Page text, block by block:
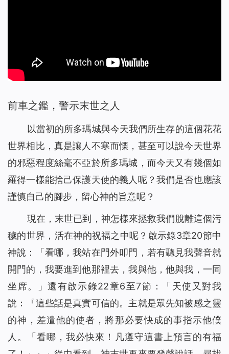
前車之鑑，警示末世之人
以當初的所多瑪城與今天我們所生存的這個花花
世界相比，真是讓人不寒而慄，甚至可以說今天世界
的邪惡程度絲毫不亞於所多瑪城，而今天又有幾個如
羅得一樣能捨己保護天使的義人呢？我們是否也應該
謹慎自己的腳步，留心神的旨意呢？
現在，末世已到，神怎樣來拯救我們脫離這個污
穢的世界，活在神的祝福之中呢？啟示錄3章20節中
神說：「 看哪，我站在門外叩門，若有聽見我聲音就
開門的，我要進到他那裡去，我與他，他與我，一同
坐席。
」還有啟示錄22章6至7節：「 天使又對我
說：『這些話是真實可信的。主就是眾先知被感之靈
的神，差遣他的使者，將那必要快成的事指示他僕
人。「看哪，我必快來！凡遵守這書上預言的有福